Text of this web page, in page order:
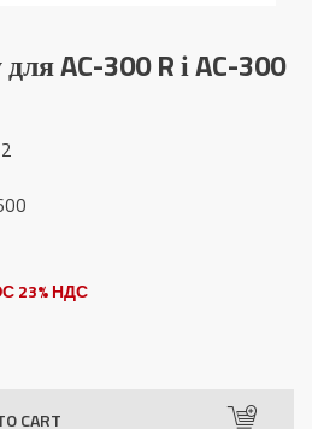
AC-300 R і AC-300
23% НДС
CART